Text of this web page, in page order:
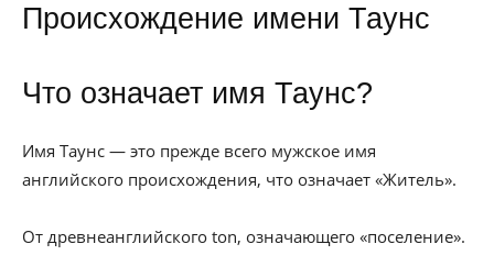
Происхождение имени Таунс
Что означает имя Таунс?
Имя Таунс — это прежде всего мужское имя
английского происхождения, что означает «Житель».
От древнеанглийского ton, означающего «поселение».